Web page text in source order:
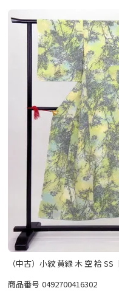
（中古）小紋 黄緑 木 空 袷
商品番号 0492700416302